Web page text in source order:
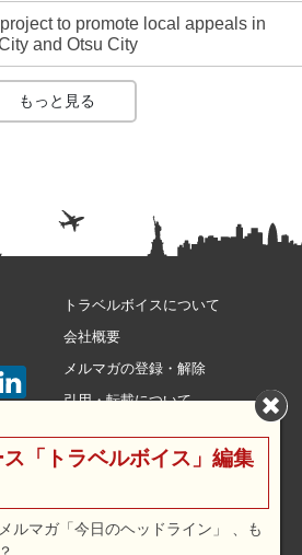
to promote local appeals in
and Otsu City
もっと見る
トラベルボイスについて
会社概要
メルマガの登録・解除
引用・転載について
利用規約
広告メニュー・料金
「トラベルボイス」編集
ルマガ「今日のヘッドライン」 、も